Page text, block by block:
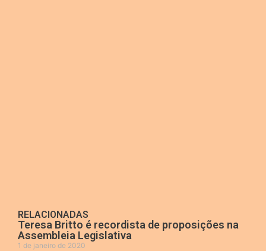
RELACIONADAS
Teresa Britto é recordista de proposições na
Assembleia Legislativa
1 de janeiro de 2020